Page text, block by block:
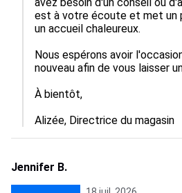
est à votre écoute et met un
un accueil chaleureux.
Nous espérons avoir
nouveau afin de vous laisser
À bientôt,
Alizée, Directrice du magasin
Jennifer B.